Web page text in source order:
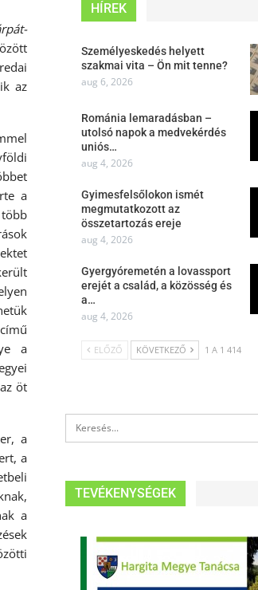
az
a
a
öt
a
a
a
HÍREK
Személyeskedés helyett
szakmai vita – Ön mit tenne?
aug 6, 2026
Románia lemaradásban –
utolsó napok a medvekérdés
uniós…
aug 4, 2026
Gyimesfelsőlokon ismét
megmutatkozott az
összetartozás ereje
aug 4, 2026
Gyergyóremetén a lovassport
erejét a család, a közösség és
a…
aug 4, 2026
ELŐZŐ KÖVETKEZŐ 1 A 1 414
TEVÉKENYSÉGEK